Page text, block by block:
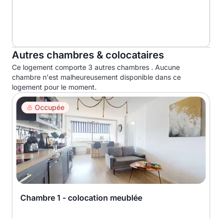
Autres chambres & colocataires
Ce logement comporte 3 autres chambres . Aucune
chambre n'est malheureusement disponible dans ce
logement pour le moment.
Occupée
Chambre 1 - colocation meublée